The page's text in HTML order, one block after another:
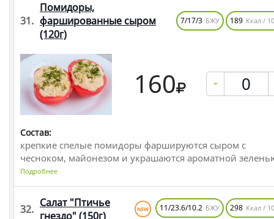
31.
Помидоры,
фаршированные сыром
(120г)
7/17/3 БЖУ 189 Ккал /
160 -
Состав:
крепкие спелые помидоры фаршируются сыром с
чесноком, майонезом и украшаются ароматной
Подробнее
32. Салат "Птичье
гнездо" (150г)
11/23.6/10.2 БЖУ 298 Ккал /